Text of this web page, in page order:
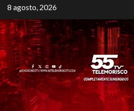
8 agosto, 2026